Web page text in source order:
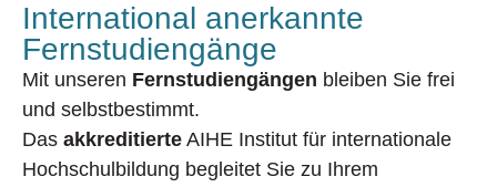
International anerkannte
Fernstudiengänge
Mit unseren Fernstudiengängen bleiben Sie frei
und selbstbestimmt.
Das akkreditierte AIHE Institut für internationale
Hochschulbildung begleitet Sie zu Ihrem